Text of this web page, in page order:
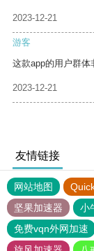
2023-12-21
游客
这款app的用户群体
2023-12-21
友情链接
网站地图
坚果加速器
小
免费vqn外网加速